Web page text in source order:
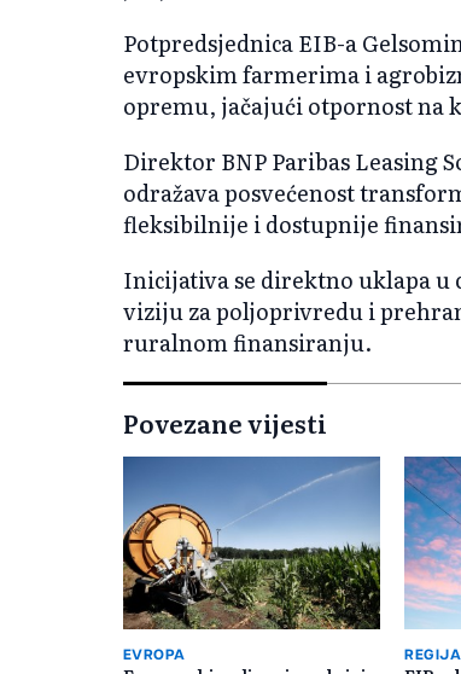
Potpredsjednica EIB-a
evropskim farmerima i
opremu, jačajući otpornost na
Direktor BNP Paribas Leasing
odražava posvećenost
fleksibilnije i dostupnije
Inicijativa se direktno uklapa
viziju za poljoprivredu i
ruralnom finansiranju.
Povezane vijesti
EVROPA REGIJA